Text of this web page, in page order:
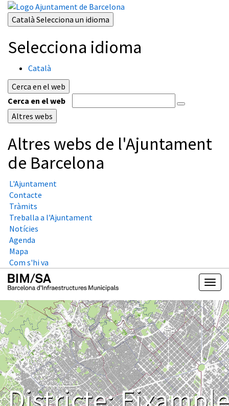
Català Selecciona un idioma
Selecciona idioma
Català
Cerca en el web
Cerca en el web
Altres webs
Altres webs de l'Ajuntament
de Barcelona
L'Ajuntament
Contacte
Tràmits
Treballa a l'Ajuntament
Notícies
Agenda
Mapa
Com s'hi va